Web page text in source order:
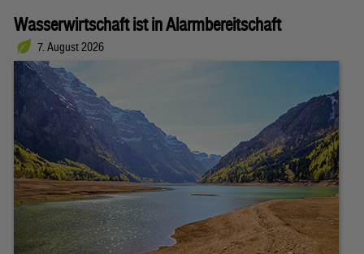
Wasserwirtschaft ist in Alarmbereitschaft
7. August 2026